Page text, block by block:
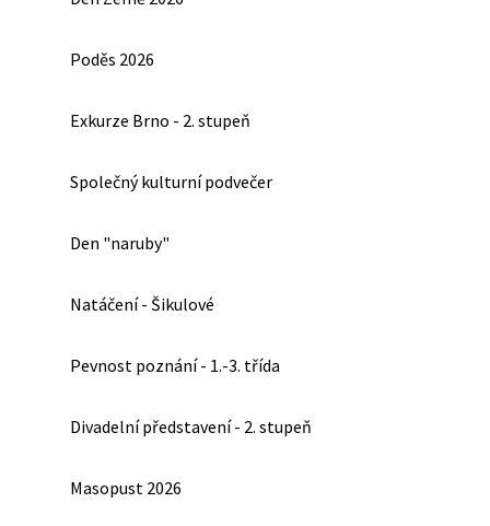
Poděs 2026
Exkurze Brno - 2. stupeň
Společný kulturní podvečer
Den "naruby"
Natáčení - Šikulové
Pevnost poznání - 1.-3. třída
Divadelní představení - 2. stupeň
Masopust 2026